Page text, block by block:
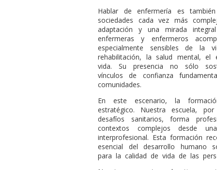
Hablar de enfermería es
sociedades cada vez más
adaptación y una mirada
enfermeras y enfermeros
especialmente sensibles de la
rehabilitación, la salud mental,
vida. Su presencia no sólo
vínculos de confianza
comunidades.
En este escenario, la
estratégico. Nuestra escuela,
desafíos sanitarios, forma
contextos complejos desde
interprofesional. Esta formación
esencial del desarrollo humano
para la calidad de vida de las